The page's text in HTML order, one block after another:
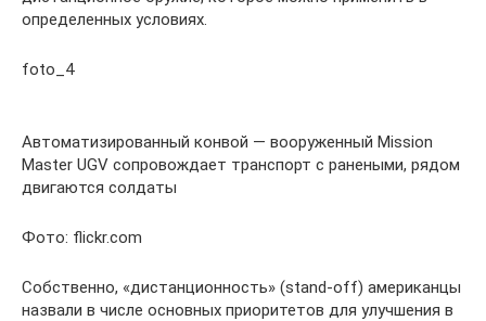
определенных условиях.
foto_4
Автоматизированный конвой — вооруженный Mission
Master UGV сопровождает транспорт с ранеными, рядом
двигаются солдаты
Фото: flickr.com
Собственно, «дистанционность» (stand-off) американцы
назвали в числе основных приоритетов для улучшения в